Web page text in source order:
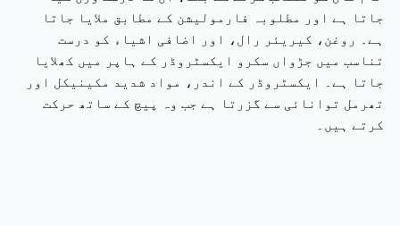
جاتا ہے اور مطلوبہ فارمولیشن کے مطابق ملایا جاتا
ہے۔ روغن، کیریئر رال، اور اضافی اشیاء کو درست
تناسب میں جڑواں سکرو ایکسٹروڈر کے ہاپر میں کھلایا
جاتا ہے۔ ایکسٹروڈر کے اندر، مواد شدید مکینیکل اور
تھرمل توانائی سے گزرتا ہے جب وہ پیچ کے ساتھ حرکت
کرتے ہیں۔